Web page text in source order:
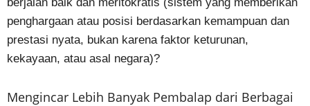
penghargaan atau posisi berdasarkan kemampuan dan
prestasi nyata, bukan karena faktor keturunan,
kekayaan, atau asal negara)?
Mengincar Lebih Banyak Pembalap dari Berbagai